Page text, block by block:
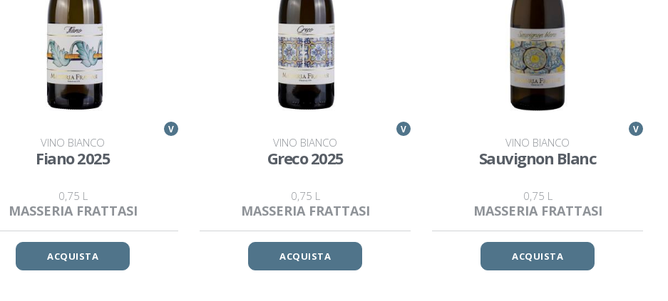
V
VINO BIANCO
Fiano 2025
0,75 L
MASSERIA FRATTASI
ACQUISTA
V
VINO BIANCO
Greco 2025
0,75 L
MASSERIA FRATTASI
ACQUISTA
V
VINO BIANCO
Sauvignon Blanc
0,75 L
MASSERIA FRATTASI
ACQUISTA